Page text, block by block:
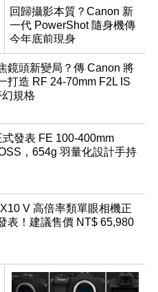
回歸攝影本質？Canon 新
一代 PowerShot 隨身機傳
今年底前現身
鏡頭新變局？傳 Canon 將
打造 RF 24-70mm F2L IS
規格
式發表 FE 100-400mm
，654g 羽量化設計手持
V 高倍率類單眼相機正
表！建議售價 NT$ 65,980